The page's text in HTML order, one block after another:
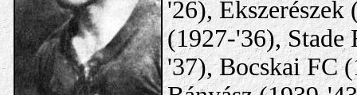
'26),
(1927-'36), Stade
'37), Bocskai FC